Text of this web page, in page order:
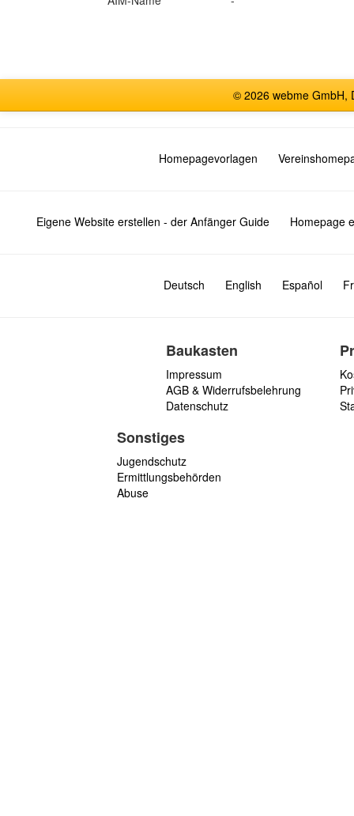
© 2026 webme GmbH,
Homepagevorlagen
Eigene Website erstellen - der Anfänger Guide Homepage
Deutsch English Español
Baukasten
Impressum
AGB & Widerrufsbelehrung
Datenschutz
Sonstiges
Jugendschutz
Ermittlungsbehörden
Abuse